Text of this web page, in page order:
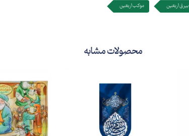
بیرق اربعین موکب اربعین
محصولات مشابه